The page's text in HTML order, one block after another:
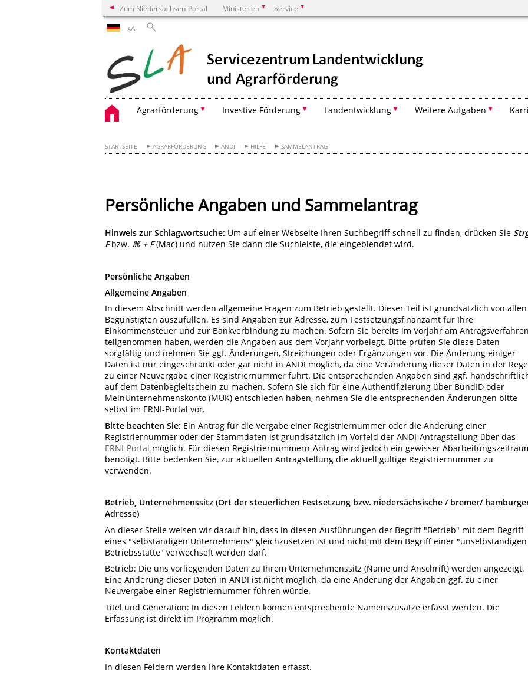
Zum Niedersachsen-Portal Ministerien Service
AA
Agrarförderung Investive Förderung Landentwicklung Weitere Aufgaben
STARTSEITE AGRARFÖRDERUNG ANDI HILFE SAMMELANTRAG
Persönliche Angaben und Sammelantrag
Hinweis zur Schlagwortsuche: Um auf einer Webseite Ihren Suchbegriff schnell zu finden, drücken Sie
Fbzw. ⌘ + F(Mac) und nutzen Sie dann die Suchleiste, die eingeblendet wird.
Persönliche Angaben
Allgemeine Angaben
In diesem Abschnitt werden allgemeine Fragen zum Betrieb gestellt. Dieser Teil ist grundsätzlich von allen
Begünstigten auszufüllen. Es sind Angaben zur Adresse, zum Festsetzungsfinanzamt für Ihre
Einkommensteuer und zur Bankverbindung zu machen. Sofern Sie bereits im Vorjahr am Antragsverfahren
teilgenommen haben, werden die Angaben aus dem Vorjahr vorbelegt. Bitte prüfen Sie diese Daten
sorgfältig und nehmen Sie ggf. Änderungen, Streichungen oder Ergänzungen vor. Die Änderung einiger
Daten ist nur eingeschränkt oder gar nicht in ANDI möglich, da eine Veränderung dieser Daten in der
zu einer Neuvergabe einer Registriernummer führt. Die entsprechenden Angaben sind ggf.
auf dem Datenbegleitschein zu machen. Sofern Sie sich für eine Authentifizierung über BundID oder
MeinUnternehmenskonto (MUK) entschieden haben, nehmen Sie die entsprechenden Änderungen bitte
selbst im ERNI-Portal vor.
Bitte beachten Sie: Ein Antrag für die Vergabe einer Registriernummer oder die Änderung einer
Registriernummer oder der Stammdaten ist grundsätzlich im Vorfeld der ANDI-Antragstellung über das
ERNI-Portal möglich. Für diesen Registriernummern-Antrag wird jedoch ein gewisser
benötigt. Bitte bedenken Sie, zur aktuellen Antragstellung die aktuell gültige Registriernummer zu
verwenden.
Betrieb, Unternehmenssitz (Ort der steuerlichen Festsetzung bzw. niedersächsische / bremer/
Adresse)
An dieser Stelle weisen wir darauf hin, dass in diesen Ausführungen der Begriff "Betrieb" mit dem Begriff
eines "selbständigen Unternehmens" gleichzusetzen ist und nicht mit dem Begriff einer "unselbständigen
Betriebsstätte" verwechselt werden darf.
Betrieb: Die uns vorliegenden Daten zu Ihrem Unternehmenssitz (Name und Anschrift) werden angezeigt.
Eine Änderung dieser Daten in ANDI ist nicht möglich, da eine Änderung der Angaben ggf. zu einer
Neuvergabe einer Registriernummer führen würde.
Titel und Generation: In diesen Feldern können entsprechende Namenszusätze erfasst werden. Die
Erfassung ist direkt im Programm möglich.
Kontaktdaten
In diesen Feldern werden Ihre Kontaktdaten erfasst.